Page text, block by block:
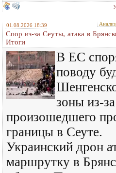
01.08.2026 18:39
Спор из-за Сеуты, атака в
Итоги
В ЕС
поводу
зоны из-за
произошедшего
границы в Сеуте.
Украинский дрон
маршрутку в